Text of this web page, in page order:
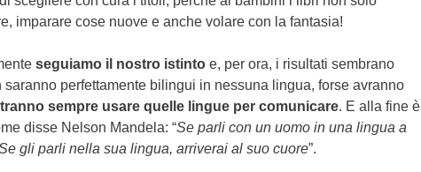
imparare cose nuove e anche volare con la fantasia!
seguiamo il nostro istinto e, per ora, i risultati sembrano
perfettamente bilingui in nessuna lingua, forse avranno
sempre usare quelle lingue per comunicare. E alla fine è
disse Nelson Mandela: “Se parli con un uomo in una lingua a
gli parli nella sua lingua, arriverai al suo cuore”.